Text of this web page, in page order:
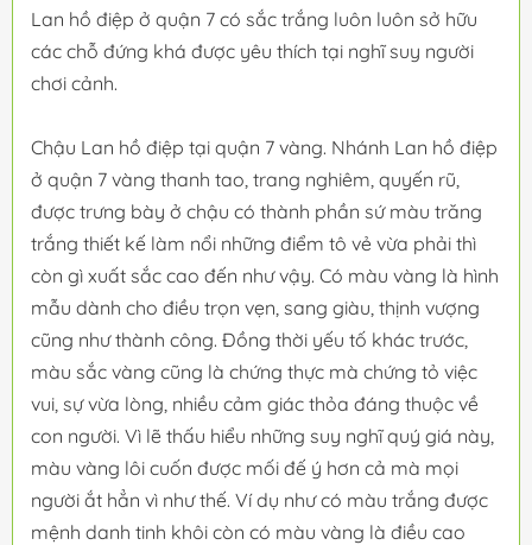
Lan hồ điệp ở quận 7 có sắc trắng luôn luôn sở hữu
các chỗ đứng khá được yêu thích tại nghĩ suy người
chơi cảnh.
Chậu Lan hồ điệp tại quận 7 vàng. Nhánh Lan hồ điệp
ở quận 7 vàng thanh tao, trang nghiêm, quyến rũ,
được trưng bày ở chậu có thành phần sứ màu trăng
trắng thiết kế làm nổi những điểm tô vẻ vừa phải thì
còn gì xuất sắc cao đến như vậy. Có màu vàng là hình
mẫu dành cho điều trọn vẹn, sang giàu, thịnh vượng
cũng như thành công. Đồng thời yếu tố khác trước,
màu sắc vàng cũng là chứng thực mà chứng tỏ việc
vui, sự vừa lòng, nhiều cảm giác thỏa đáng thuộc về
con người. Vì lẽ thấu hiểu những suy nghĩ quý giá này,
màu vàng lôi cuốn được mối đế ý hơn cả mà mọi
người ắt hẳn vì như thế. Ví dụ như có màu trắng được
mệnh danh tinh khôi còn có màu vàng là điều cao